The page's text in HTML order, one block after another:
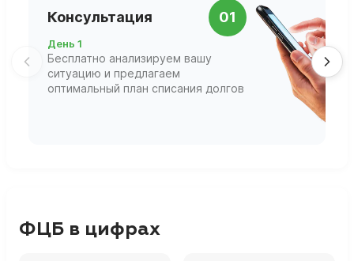
Консультация 01
День 1
Бесплатно анализируем вашу
ситуацию и предлагаем
оптимальный план списания долгов
ФЦБ в цифрах